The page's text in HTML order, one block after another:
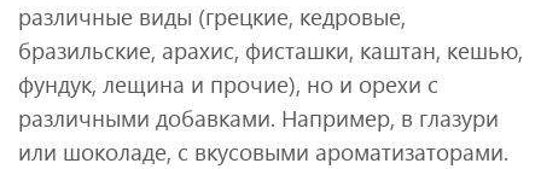
различные виды (грецкие, кедровые,
бразильские, арахис, фисташки, каштан, кешью,
фундук, лещина и прочие), но и орехи с
различными добавками. Например, в глазури
или шоколаде, с вкусовыми ароматизаторами.